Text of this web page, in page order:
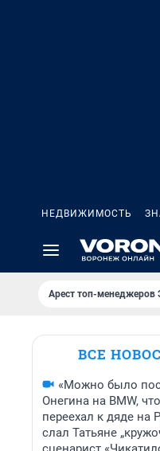
НЕДВИЖИМОСТЬ
Арест топ-
ВСЕ
«Можно было
Онегина на BMW,
переехал к дяде на
слал Татьяне